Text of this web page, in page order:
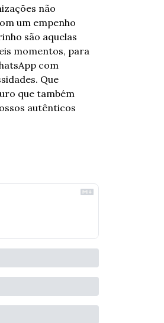
não
um empenho
são aquelas
momentos, para
com
Que
que também
autênticos